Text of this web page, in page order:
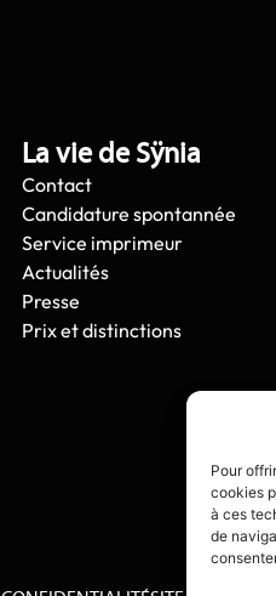
Pour
cookies
à ces
de
La vie de Sÿnia
Contact
Candidature spontannée
Service imprimeur
Actualités
Presse
Prix et distinctions